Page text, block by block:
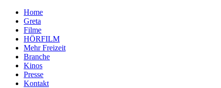
Home
Greta
Filme
HÖRFILM
Mehr Freizeit
Branche
Kinos
Presse
Kontakt